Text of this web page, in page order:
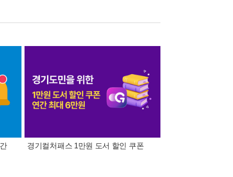
경기컬처패스 1만원 도서 할인 쿠폰